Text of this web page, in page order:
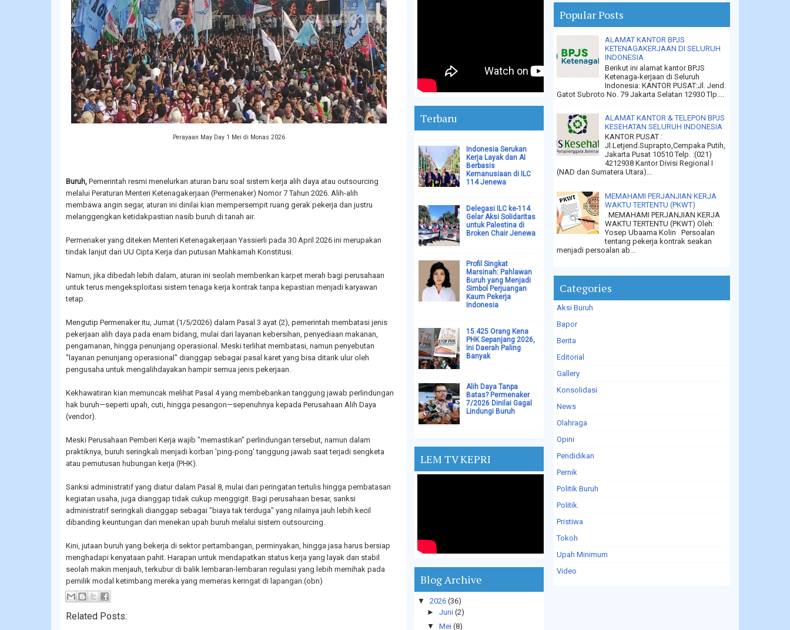
Perayaan May Day 1 Mei di Monas 2026
Buruh, Pemerintah resmi menelurkan aturan baru soal sistem kerja alih daya atau outsourcing
melalui Peraturan Menteri Ketenagakerjaan (Permenaker) Nomor 7 Tahun 2026. Alih-alih
membawa angin segar, aturan ini dinilai kian mempersempit ruang gerak pekerja dan justru
melanggengkan ketidakpastian nasib buruh di tanah air.
Permenaker yang diteken Menteri Ketenagakerjaan Yassierli pada 30 April 2026 ini merupakan
tindak lanjut dari UU Cipta Kerja dan putusan Mahkamah Konstitusi.
Namun, jika dibedah lebih dalam, aturan ini seolah memberikan karpet merah bagi perusahaan
untuk terus mengeksploitasi sistem tenaga kerja kontrak tanpa kepastian menjadi karyawan
tetap.
Mengutip Permenaker itu, Jumat (1/5/2026) dalam Pasal 3 ayat (2), pemerintah membatasi jenis
pekerjaan alih daya pada enam bidang, mulai dari layanan kebersihan, penyediaan makanan,
pengamanan, hingga penunjang operasional. Meski terlihat membatasi, namun penyebutan
"layanan penunjang operasional" dianggap sebagai pasal karet yang bisa ditarik ulur oleh
pengusaha untuk mengalihdayakan hampir semua jenis pekerjaan.
Kekhawatiran kian memuncak melihat Pasal 4 yang membebankan tanggung jawab perlindungan
hak buruh—seperti upah, cuti, hingga pesangon—sepenuhnya kepada Perusahaan Alih Daya
(vendor).
Meski Perusahaan Pemberi Kerja wajib "memastikan" perlindungan tersebut, namun dalam
praktiknya, buruh seringkali menjadi korban 'ping-pong' tanggung jawab saat terjadi sengketa
atau pemutusan hubungan kerja (PHK).
Sanksi administratif yang diatur dalam Pasal 8, mulai dari peringatan tertulis hingga pembatasan
kegiatan usaha, juga dianggap tidak cukup menggigit. Bagi perusahaan besar, sanksi
administratif seringkali dianggap sebagai "biaya tak terduga" yang nilainya jauh lebih kecil
dibanding keuntungan dari menekan upah buruh melalui sistem outsourcing.
Kini, jutaan buruh yang bekerja di sektor pertambangan, perminyakan, hingga jasa harus bersiap
menghadapi kenyataan pahit. Harapan untuk mendapatkan status kerja yang layak dan stabil
seolah makin menjauh, terkubur di balik lembaran-lembaran regulasi yang lebih memihak pada
pemilik modal ketimbang mereka yang memeras keringat di lapangan.(obn)
Related Posts:
Terbaru
Indonesia Serukan
Kerja Layak dan AI
Berbasis
Kemanusiaan di ILC
114 Jenewa
Delegasi ILC ke-114
Gelar Aksi Solidaritas
untuk Palestina di
Broken Chair Jenewa
Profil Singkat
Marsinah: Pahlawan
Buruh yang Menjadi
Simbol Perjuangan
Kaum Pekerja
Indonesia
15.425 Orang Kena
PHK Sepanjang 2026,
Ini Daerah Paling
Banyak
Alih Daya Tanpa
Batas? Permenaker
7/2026 Dinilai Gagal
Lindungi Buruh
LEM TV KEPRI
Blog Archive
▼ 2026 (36)
► Juni (2)
▼
Mei (8)
Popular Posts
ALAMAT KANTOR BPJS
KETENAGAKERJAAN DI SELURUH
INDONESIA
Berikut ini alamat kantor BPJS
Ketenaga-kerjaan di Seluruh
Indonesia: KANTOR PUSAT:Jl. Jend.
Gatot Subroto No. 79 Jakarta Selatan 12930 Tlp....
ALAMAT KANTOR & TELEPON BPJS
KESEHATAN SELURUH INDONESIA
KANTOR PUSAT :
Jl.Letjend.Suprapto,Cempaka Putih,
Jakarta Pusat 10510 Telp. :(021)
4212938 Kantor Divisi Regional I
(NAD dan Sumatera Utara)...
MEMAHAMI PERJANJIAN KERJA
WAKTU TERTENTU (PKWT)
MEMAHAMI PERJANJIAN KERJA
WAKTU TERTENTU (PKWT) Oleh:
Yosep Ubaama Kolin Persoalan
tentang pekerja kontrak seakan
menjadi persoalan ab...
Categories
Aksi Buruh
Bapor
Berita
Editorial
Gallery
Konsolidasi
News
Olahraga
Opini
Pendidikan
Pernik
Politik Buruh
Politik.
Pristiwa
Tokoh
Upah Minimum
Video